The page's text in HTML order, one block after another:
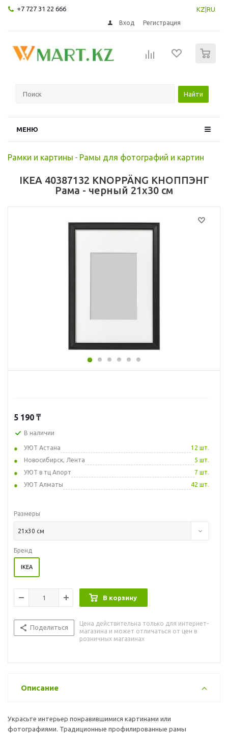
+7 727 31 22 666 KZ RU
Вход Регистрация
Найти
МЕНЮ
Рамки и картины - Рамы для фотографий и картин
IKEA 40387132 KNOPPÄNG КНОППЭНГ
Рама - черный 21x30 см
5 190 ₸
В наличии
УЮТ Астана
12 шт.
Новосибирск, Лента
5 шт.
УЮТ в тц Апорт
7 шт.
УЮТ Алматы
42 шт.
Размеры
21x30 см
Бренд
IKEA
В корзину
Поделиться
Цена действительна только для интернет-
магазина и может отличаться от цен в
розничных магазинах
Описание
Украсьте интерьер понравившимися картинами или
фотографиями. Традиционные профилированные рамы